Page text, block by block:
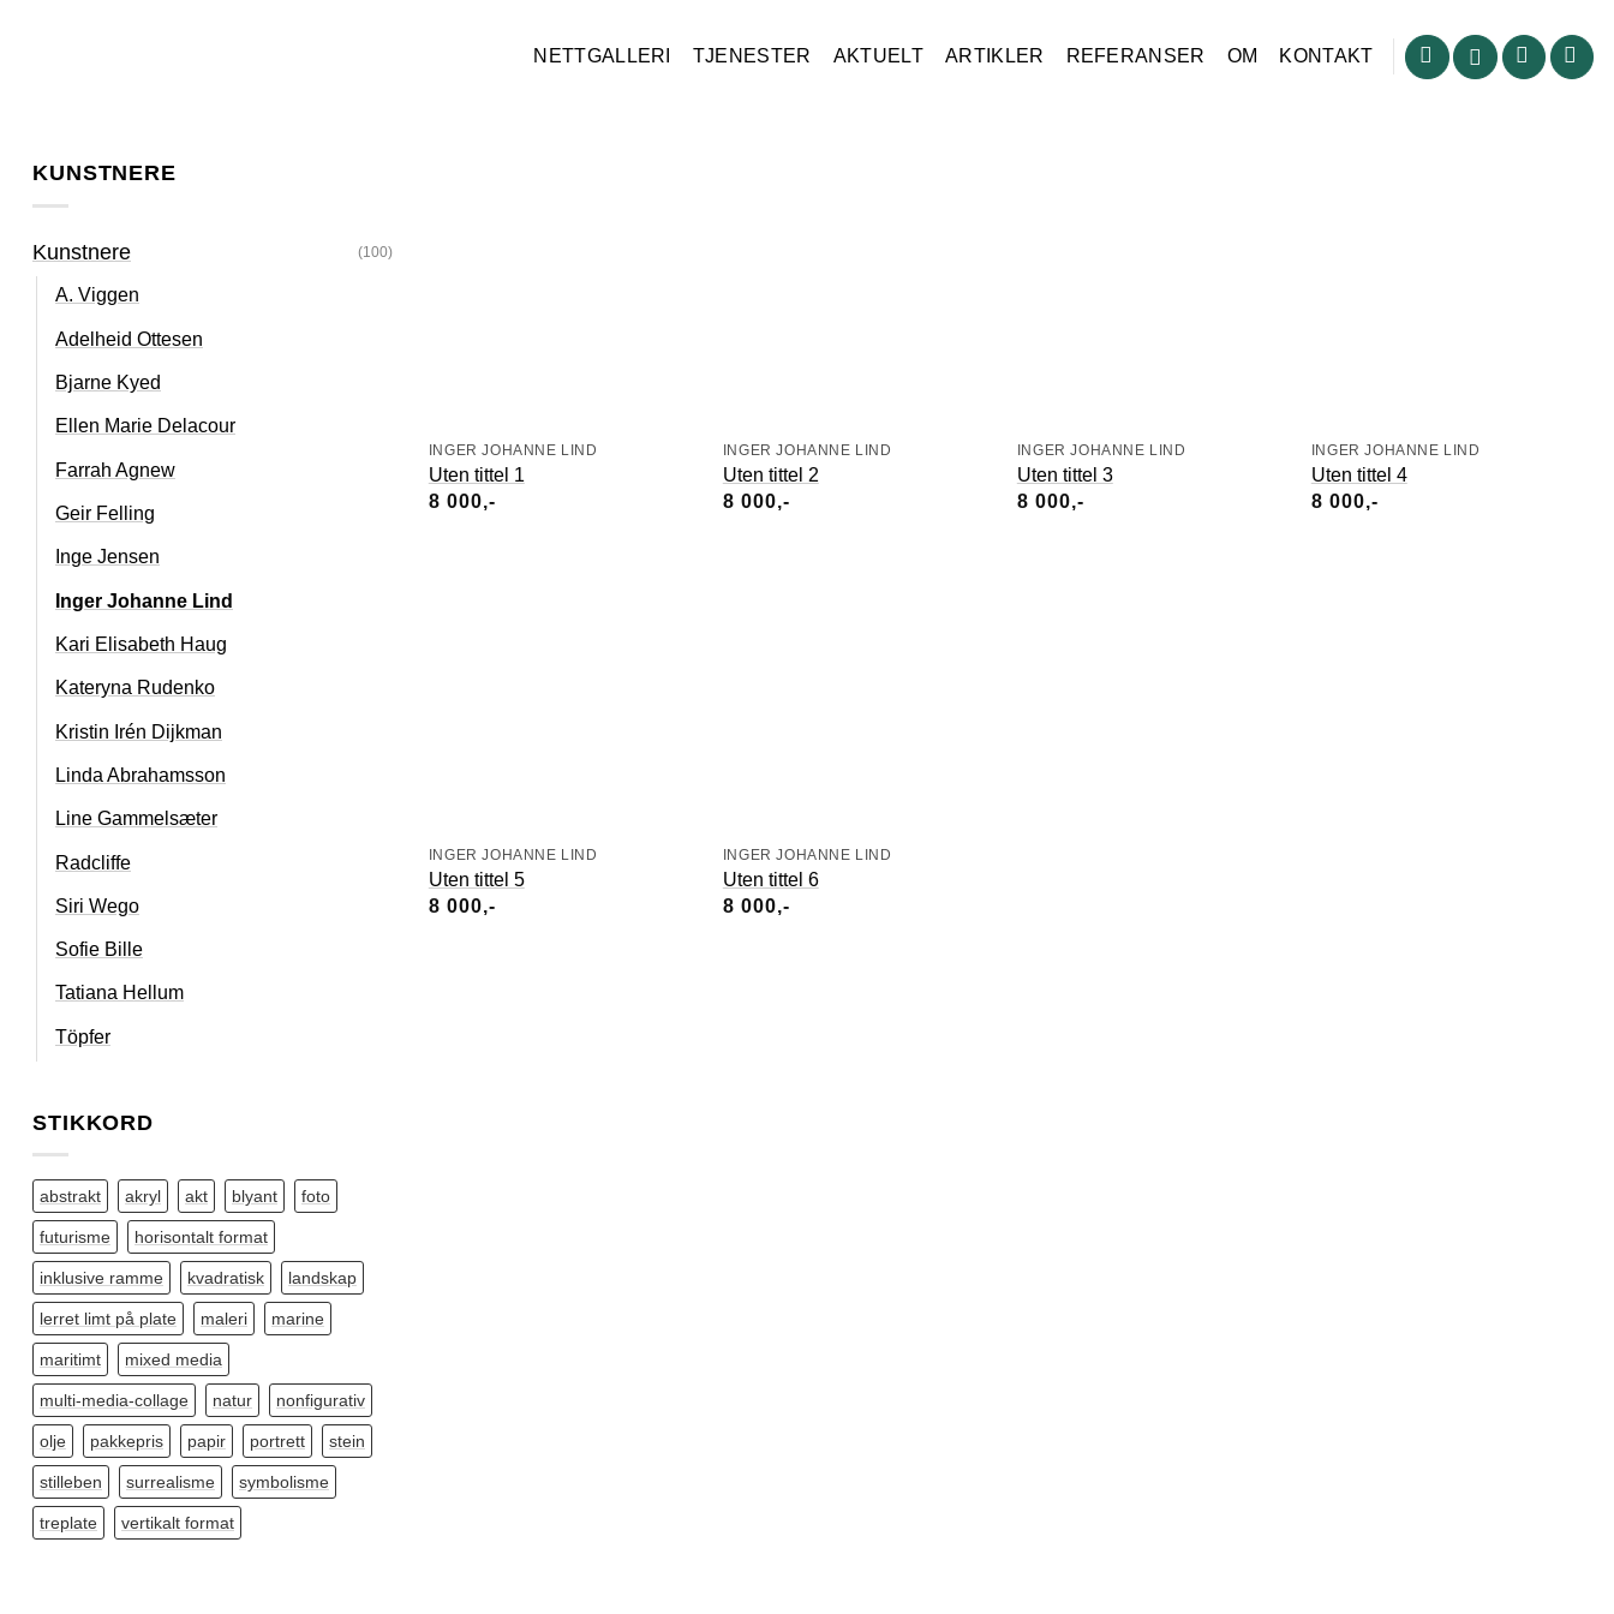
NETTGALLERI TJENESTER AKTUELT ARTIKLER REFERANSER OM KONTAKT
KUNSTNERE
Kunstnere (100)
A. Viggen
Adelheid Ottesen
Bjarne Kyed
Ellen Marie Delacour
Farrah Agnew
Geir Felling
Inge Jensen
Inger Johanne Lind
Kari Elisabeth Haug
Kateryna Rudenko
Kristin Irén Dijkman
Linda Abrahamsson
Line Gammelsæter
Radcliffe
Siri Wego
Sofie Bille
Tatiana Hellum
Töpfer
STIKKORD
abstrakt akryl akt blyant foto
futurisme horisontalt format
inklusive ramme kvadratisk landskap
lerret limt på plate maleri marine
maritimt mixed media
multi-media-collage natur nonfigurativ
olje pakkepris papir portrett stein
stilleben surrealisme symbolisme
treplate vertikalt format
INGER JOHANNE LIND
Uten tittel 1
8 000
INGER JOHANNE LIND
Uten tittel 2
8 000
INGER JOHANNE LIND
Uten tittel 3
8 000
INGER JOHANNE LIND
Uten tittel 4
8 000
INGER JOHANNE LIND
Uten tittel 5
8 000
INGER JOHANNE LIND
Uten tittel 6
8 000